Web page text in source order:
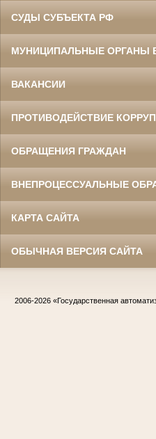
СУДЫ СУБЪЕКТА РФ
МУНИЦИПАЛЬНЫЕ ОРГАНЫ
ВАКАНСИИ
ПРОТИВОДЕЙСТВИЕ
ОБРАЩЕНИЯ ГРАЖДАН
ВНЕПРОЦЕССУАЛЬНЫЕ
КАРТА САЙТА
ОБЫЧНАЯ ВЕРСИЯ САЙТА
2006-2026 «Государственная